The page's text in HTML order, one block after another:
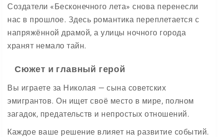
Создатели «Бесконечного лета» снова перенесли
нас в прошлое. Здесь романтика переплетается с
напряжённой драмой, а улицы ночного города
хранят немало тайн.
Сюжет и главный герой
Вы играете за Николая — сына советских
эмигрантов. Он ищет своё место в мире, полном
загадок, предательств и непростых отношений.
Каждое ваше решение влияет на развитие событий.